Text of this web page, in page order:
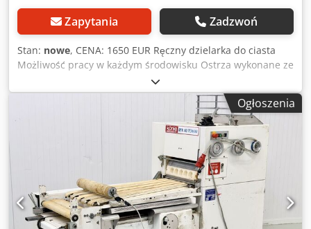
Zapytania Zadzwoń
Stan: nowe, CENA: 1650 EUR Ręczny dzielarka do ciasta
Możliwość pracy w każdym środowisku Ostrza wykonane ze
stali nierdzewnej Całkowite dzielenie ciasta, bez
przywierania Możliwość demontażu stolika Wymiary:
370×590×1160 mm Waga ciasta: 30-180 g/szt. Wydajność:
36 szt. Crodpfxjuuc Ahe Ahbjf Waga: 125 kg
Ogłoszenia